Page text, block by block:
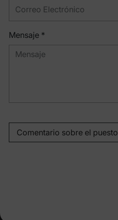
Mensaje *
Comentario sobre el puesto